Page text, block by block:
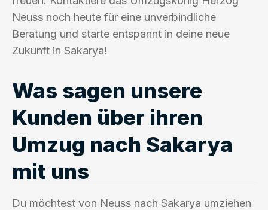
Neuss noch heute für eine unverbindliche
Beratung und starte entspannt in deine neue
Zukunft in Sakarya!
Was sagen unsere
Kunden über ihren
Umzug nach Sakarya
mit uns
Du möchtest von Neuss nach Sakarya umziehen